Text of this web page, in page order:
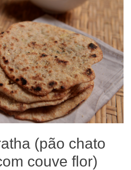
(pão chato
couve flor)